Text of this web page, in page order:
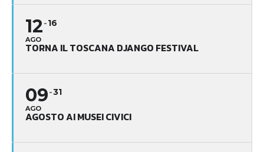
12
AGO
16
TORNA IL TOSCANA DJANGO FESTIVAL
09
AGO
31
AGOSTO AI MUSEI CIVICI